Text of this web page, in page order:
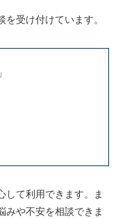
受け付けています。
」
して利用できます。ま
みや不安を相談できま